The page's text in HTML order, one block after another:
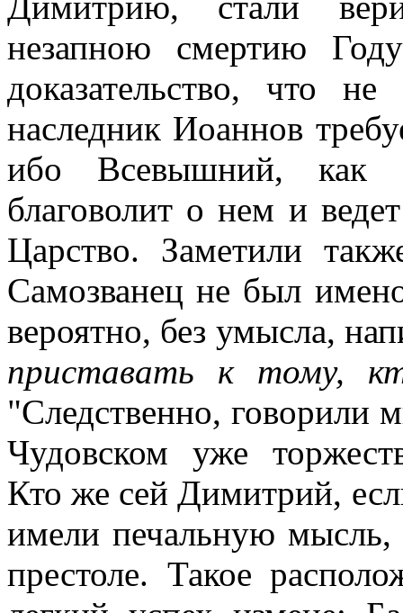
незапною смертию
доказательство, что
наследник Иоаннов
ибо Всевышний, как
благоволит о нем и
Царство. Заметили
Самозванец не был
вероятно, без умысла,
приставать к тому,
"Следственно, говорили
Чудовском уже
Кто же сей Димитрий,
имели печальную мысль,
престоле. Такое